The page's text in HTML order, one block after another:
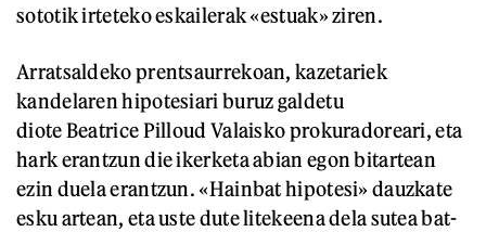
sototik irteteko eskailerak «estuak» ziren.
Arratsaldeko prentsaurrekoan, kazetariek
kandelaren hipotesiari buruz galdetu
diote Beatrice Pilloud Valaisko prokuradoreari, eta
hark erantzun die ikerketa abian egon bitartean
ezin duela erantzun. «Hainbat hipotesi» dauzkate
esku artean, eta uste dute litekeena dela sutea bat-